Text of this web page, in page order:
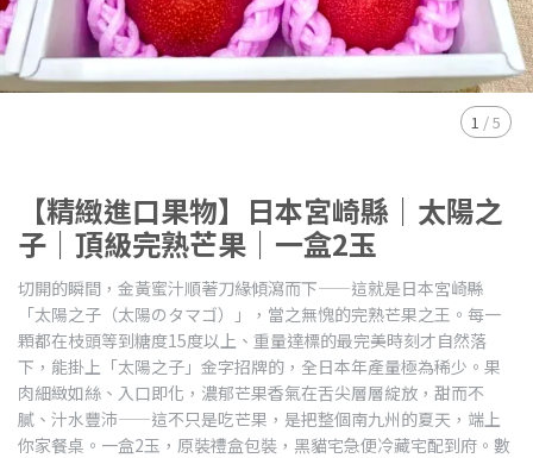
1 /5
【精緻進口果物】日本宮崎縣｜太陽之
子｜頂級完熟芒果｜一盒2玉
切開的瞬間，金黃蜜汁順著刀緣傾瀉而下——這就是日本宮崎縣
「太陽之子（太陽のタマゴ）」，當之無愧的完熟芒果之王。每一
顆都在枝頭等到糖度15度以上、重量達標的最完美時刻才自然落
下，能掛上「太陽之子」金字招牌的，全日本年產量極為稀少。果
肉細緻如絲、入口即化，濃郁芒果香氣在舌尖層層綻放，甜而不
膩、汁水豐沛——這不只是吃芒果，是把整個南九州的夏天，端上
你家餐桌。一盒2玉，原裝禮盒包裝，黑貓宅急便冷藏宅配到府。數